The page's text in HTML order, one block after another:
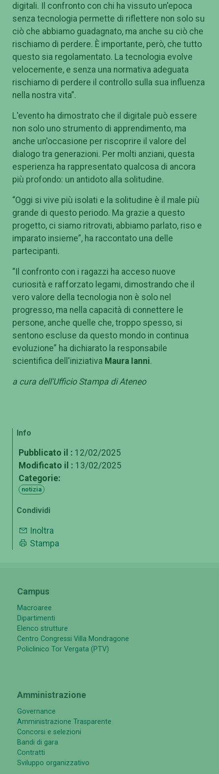
digitali. Il confronto con chi ha vissuto un'epoca
senza tecnologia permette di riflettere non solo su
ciò che abbiamo guadagnato, ma anche su ciò che
rischiamo di perdere. È importante, però, che tutto
questo sia regolamentato. La tecnologia evolve
velocemente, e senza una normativa adeguata
rischiamo di perdere il controllo sulla sua influenza
nella nostra vita”.
L'evento ha dimostrato che il digitale può essere
non solo uno strumento di apprendimento, ma
anche un'occasione per riscoprire il valore del
dialogo tra generazioni. Per molti anziani, questa
esperienza ha rappresentato qualcosa di ancora
più profondo: un antidoto alla solitudine.
“Oggi si vive più isolati e la solitudine è il male più
grande di questo periodo. Ma grazie a questo
progetto, ci siamo ritrovati, abbiamo parlato, riso e
imparato insieme”, ha raccontato una delle
partecipanti.
“Il confronto con i ragazzi ha acceso nuove
curiosità e rafforzato legami, dimostrando che il
vero valore della tecnologia non è solo nel
progresso, ma nella capacità di connettere le
persone, anche quelle che, troppo spesso, si
sentono escluse da questo mondo in continua
evoluzione” ha dichiarato la responsabile
scientifica dell'iniziativa Maura Ianni.
a cura dell'Ufficio Stampa di Ateneo
Info
Pubblicato il : 12/02/2025
Modificato il : 13/02/2025
Categorie:
notizia
Condividi
Inoltra
Stampa
Campus
Macroaree
Dipartimenti
Elenco strutture
Centro Congressi Villa Mondragone
Policlinico Tor Vergata (PTV)
Amministrazione
Governance
Amministrazione Trasparente
Concorsi e selezioni
Bandi di gara
Contratti
Sviluppo organizzativo